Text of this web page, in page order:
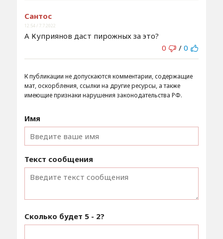
Сантос
12:54 / 7.7.2022
А Куприянов даст пирожных за это?
0
/ 0
К публикации не допускаются комментарии, содержащие
мат, оскорбления, ссылки на другие ресурсы, а также
имеющие признаки нарушения законодательства РФ.
Имя
Текст сообщения
Сколько будет 5 - 2?